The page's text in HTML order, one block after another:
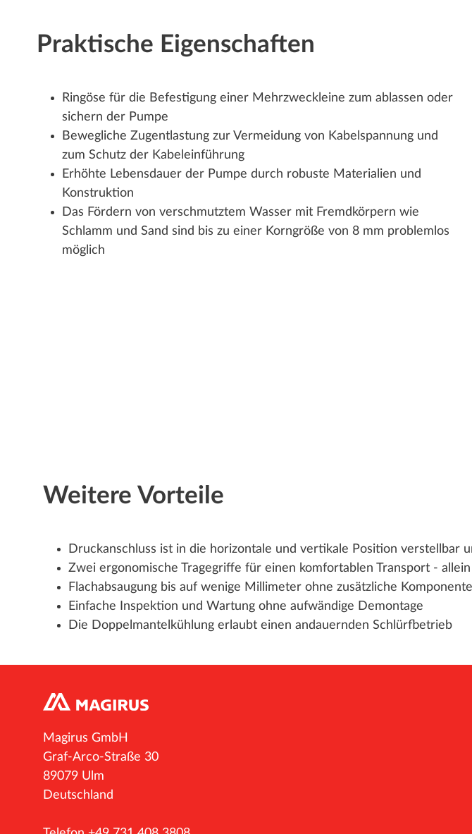
Praktische Eigenschaften
Ringöse für die Befestigung einer Mehrzweckleine zum ablassen oder
sichern der Pumpe
Bewegliche Zugentlastung zur Vermeidung von Kabelspannung und
zum Schutz der Kabeleinführung
Erhöhte Lebensdauer der Pumpe durch robuste Materialien und
Konstruktion
Das Fördern von verschmutztem Wasser mit Fremdkörpern wie
Schlamm und Sand sind bis zu einer Korngröße von 8 mm problemlos
möglich
Weitere Vorteile
Druckanschluss ist in die horizontale und vertikale Position verstellbar
Zwei ergonomische Tragegriffe für einen komfortablen Transport -
Flachabsaugung bis auf wenige Millimeter ohne zusätzliche
Einfache Inspektion und Wartung ohne aufwändige Demontage
Die Doppelmantelkühlung erlaubt einen andauernden Schlürfbetrieb
Magirus GmbH
Graf-Arco-Straße 30
89079 Ulm
Deutschland